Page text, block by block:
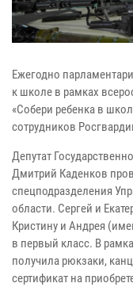
Ежегодно
к школе в рамках
«Собери ребенка в
сотрудников
Депутат
Дмитрий Каденков
спецподразделения
области. Сергей и
Кристину и Андрея
в первый класс. В
получила рюкзаки,
сертификат на